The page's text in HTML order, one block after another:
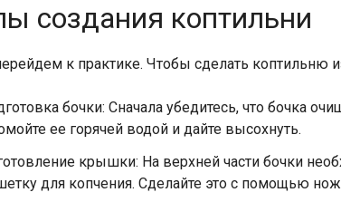
создания коптильни
к практике. Чтобы сделать коптильню
бочки: Сначала убедитесь, что бочка
ее горячей водой и дайте высохнуть.
крышки: На верхней части бочки
для копчения. Сделайте это с помощью